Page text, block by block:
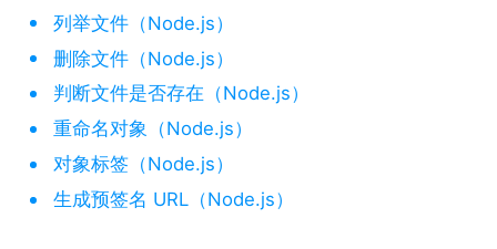
列举文件（Node.js）
删除文件（Node.js）
判断文件是否存在（Node.js）
重命名对象（Node.js）
对象标签（Node.js）
生成预签名 URL（Node.js）